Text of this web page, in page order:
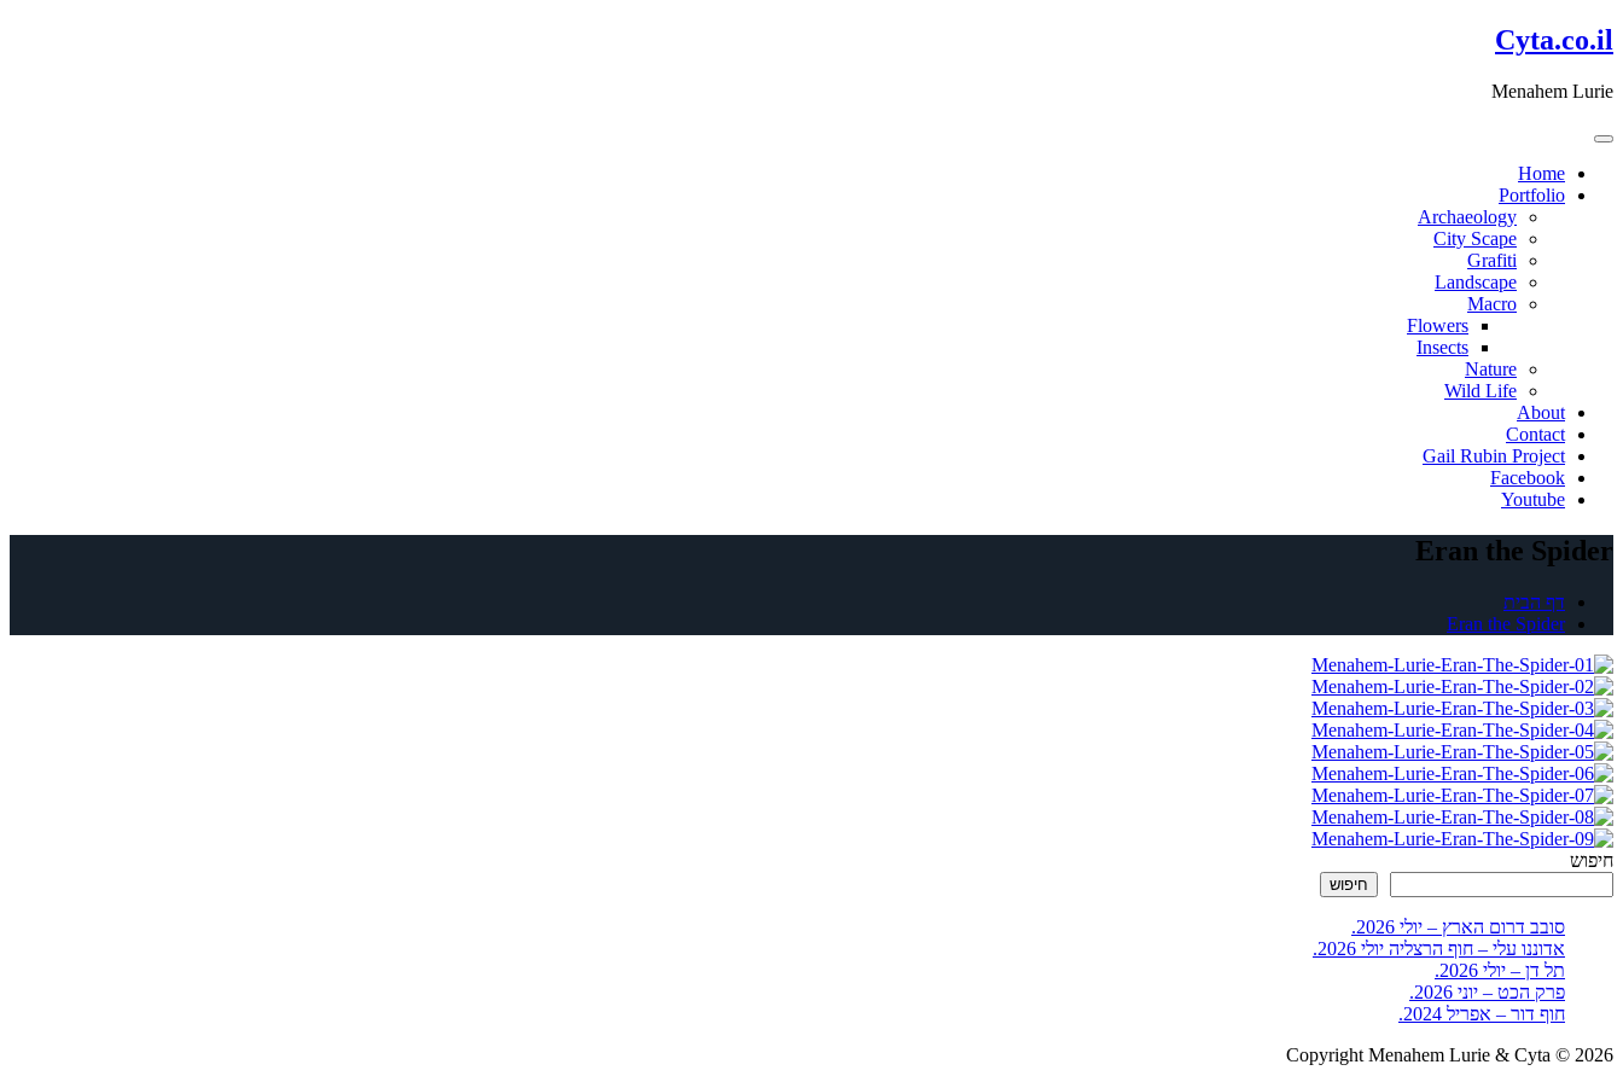
דלג
לתוכן
Cyta.co.il
Menahem Lurie
Home
Portfolio
Archaeology
City Scape
Grafiti
Landscape
Macro
Flowers
Insects
Nature
Wild Life
About
Contact
Gail Rubin Project
Facebook
Youtube
Eran the Spider
דף הבית
Eran the Spider
חיפוש
חיפוש
סובב דרום הארץ – יולי 2026.
אדוננו עלי – חוף הרצליה יולי 2026.
תל דן – יולי 2026.
פרק הכט – יוני 2026.
חוף דור – אפריל 2024.
Copyright Menahem Lurie & Cyta © 2026